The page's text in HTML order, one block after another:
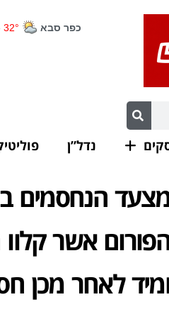
נדל”ן
הנחסמים
אשר
לאחר מכן